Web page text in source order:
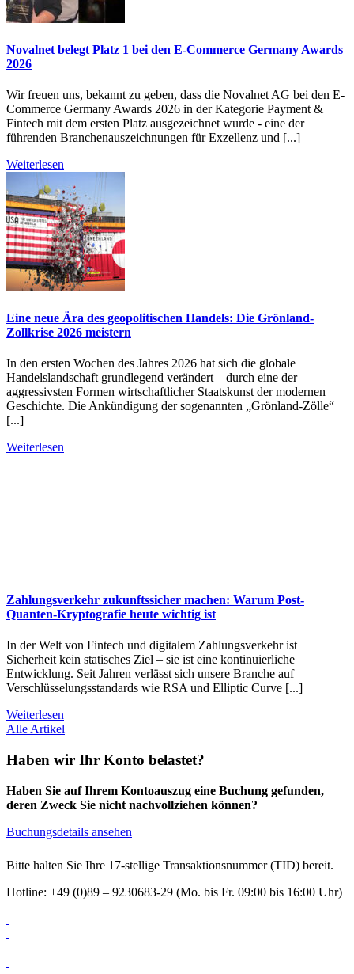
Novalnet belegt Platz 1 bei den E-Commerce Germany Awards
2026
Wir freuen uns, bekannt zu geben, dass die Novalnet AG bei den E-
Commerce Germany Awards 2026 in der Kategorie Payment &
Fintech mit dem ersten Platz ausgezeichnet wurde - eine der
führenden Branchenauszeichnungen für Exzellenz und [...]
Weiterlesen
Eine neue Ära des geopolitischen Handels: Die Grönland-
Zollkrise 2026 meistern
In den ersten Wochen des Jahres 2026 hat sich die globale
Handelslandschaft grundlegend verändert – durch eine der
aggressivsten Formen wirtschaftlicher Staatskunst der modernen
Geschichte. Die Ankündigung der sogenannten „Grönland-Zölle“
[...]
Weiterlesen
Zahlungsverkehr zukunftssicher machen: Warum Post-
Quanten-Kryptografie heute wichtig ist
In der Welt von Fintech und digitalem Zahlungsverkehr ist
Sicherheit kein statisches Ziel – sie ist eine kontinuierliche
Entwicklung. Seit Jahren verlässt sich unsere Branche auf
Verschlüsselungsstandards wie RSA und Elliptic Curve [...]
Weiterlesen
Alle Artikel
Haben wir Ihr Konto belastet?
Haben Sie auf Ihrem Kontoauszug eine Buchung gefunden,
deren Zweck Sie nicht nachvollziehen können?
Buchungsdetails ansehen
Bitte halten Sie Ihre 17-stellige Transaktionsnummer (TID) bereit.
Hotline: +49 (0)89 – 9230683-29 (Mo. bis Fr. 09:00 bis 16:00 Uhr)